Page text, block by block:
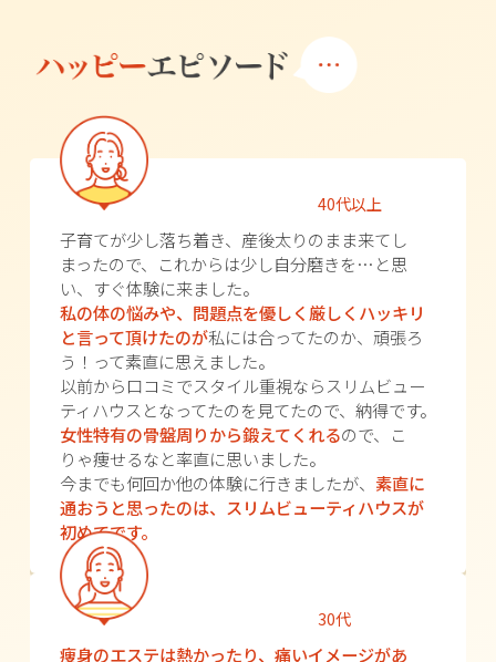
40代以上
子育てが少し落ち着き、産後太りのまま来てし
まったので、これからは少し自分磨きを…と思
い、すぐ体験に来ました。
私の体の悩みや、問題点を優しく厳しくハッキリ
と言って頂けたのが私には合ってたのか、頑張ろ
う！って素直に思えました。
以前から口コミでスタイル重視ならスリムビュー
ティハウスとなってたのを見てたので、納得です。
女性特有の骨盤周りから鍛えてくれるので、こ
りゃ痩せるなと率直に思いました。
今までも何回か他の体験に行きましたが、 素直に
通おうと思ったのは、スリムビューティハウスが
初めてです。
30代
痩身のエステは熱かったり、痛いイメージがあ